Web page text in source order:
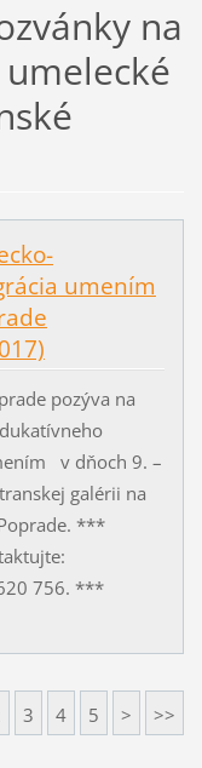
na
umením
pozýva na
v dňoch 9. –
galérii na
***
756. ***
3 4 5 > >>